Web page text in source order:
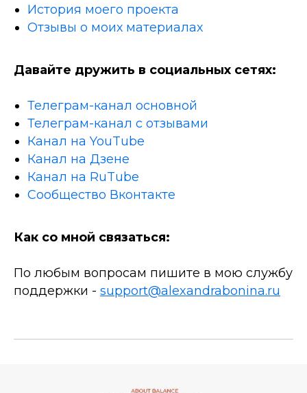
История моего проекта
Отзывы о моих материалах
Давайте дружить в социальных сетях:
Телеграм-канал основной
Телеграм-канал с отзывами
Канал на YouTube
Канал на Дзене
Канал на RuTube
Сообщество Вконтакте
Как со мной связаться:
По любым вопросам пишите в мою службу
поддержки - support@alexandrabonina.ru